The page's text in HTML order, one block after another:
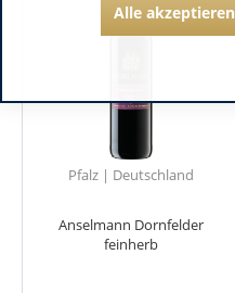
Pfalz | Deutschland
Anselmann Dornfelder
feinherb
Alle akzeptieren